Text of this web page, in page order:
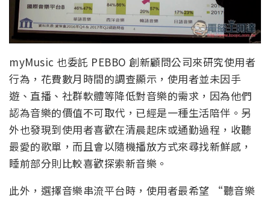
myMusic 也委託 PEBBO 創新顧問公司來研究使用者
行為，花費數月時間的調查顯示，使用者並未因手
遊、直播、社群軟體等降低對音樂的需求，因為他們
認為音樂的價值不可取代，已經是一種生活陪伴。另
外也發現到使用者喜歡在清晨起床或通勤過程，收聽
最愛的歌單，而且會以隨機播放方式來尋找新鮮感，
睡前部分則比較喜歡探索新音樂。
此外，選擇音樂串流平台時，使用者最希望 “聽音樂